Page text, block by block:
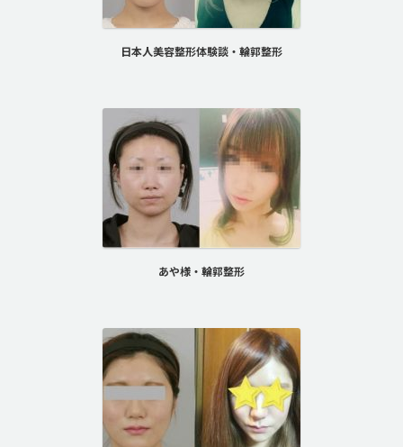
日本人美容整形体験談・輪郭整形
あや様・輪郭整形